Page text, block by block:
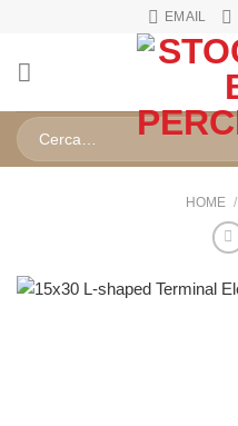
contenuti
EMAIL
Cerca:
HOME /